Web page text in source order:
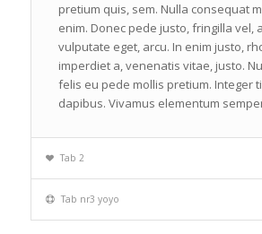
pretium quis, sem. Nulla consequat
enim. Donec pede justo, fringilla vel,
vulputate eget, arcu. In enim justo,
imperdiet a, venenatis vitae, justo.
felis eu pede mollis pretium. Integer
dapibus. Vivamus elementum
Tab 2
Tab nr3 yoyo